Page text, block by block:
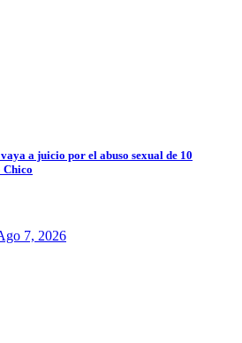
a juicio por el abuso sexual de 10
Chico
7, 2026